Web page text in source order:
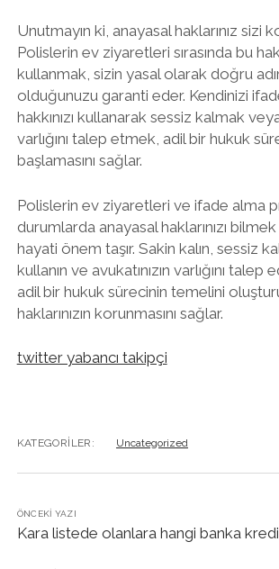
Unutmayın ki, anayasal haklarınız sizi
Polislerin ev ziyaretleri sırasında bu
kullanmak, sizin yasal olarak doğru
olduğunuzu garanti eder. Kendinizi
hakkınızı kullanarak sessiz kalmak veya
varlığını talep etmek, adil bir hukuk
başlamasını sağlar.
Polislerin ev ziyaretleri ve ifade alma
durumlarda anayasal haklarınızı
hayati önem taşır. Sakin kalın, sessiz
kullanın ve avukatınızın varlığını talep
adil bir hukuk sürecinin temelini
haklarınızın korunmasını sağlar.
twitter yabancı takipçi
KATEGORILER: Uncategorized
ÖNCEKI YAZI
Kara listede olanlara hangi banka